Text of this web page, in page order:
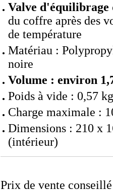
Valve d'équilibrage
du coffre après des
de température
Matériau :
noire
Volume : environ
Poids à vide : 0,57 kg
Charge maximale :
Dimensions : 210 x
(intérieur)
Prix de vente